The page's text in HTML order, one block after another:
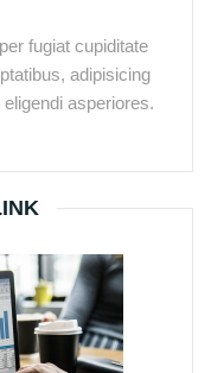
fugiat cupiditate
adipisicing
asperiores.